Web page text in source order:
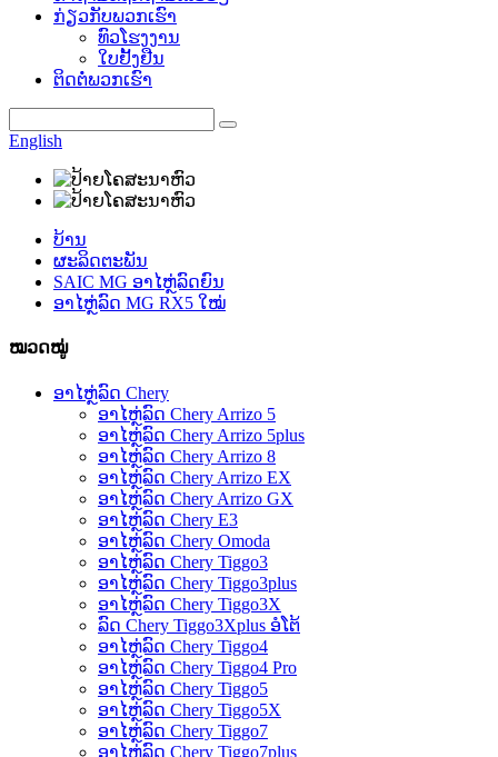
ກ່ຽວກັບພວກເຮົາ
ທົວໂຮງງານ
ໃບຢັ້ງຢືນ
ຕິດຕໍ່ພວກເຮົາ
English
ບ້ານ
ຜະລິດຕະພັນ
SAIC MG ອາໄຫຼ່ລົດຍົນ
ອາໄຫຼ່ລົດ MG RX5 ໃໝ່
ໝວດໝູ່
ອາໄຫຼ່ລົດ Chery
ອາໄຫຼ່ລົດ Chery Arrizo 5
ອາໄຫຼ່ລົດ Chery Arrizo 5plus
ອາໄຫຼ່ລົດ Chery Arrizo 8
ອາໄຫຼ່ລົດ Chery Arrizo EX
ອາໄຫຼ່ລົດ Chery Arrizo GX
ອາໄຫຼ່ລົດ Chery E3
ອາໄຫຼ່ລົດ Chery Omoda
ອາໄຫຼ່ລົດ Chery Tiggo3
ອາໄຫຼ່ລົດ Chery Tiggo3plus
ອາໄຫຼ່ລົດ Chery Tiggo3X
ລົດ Chery Tiggo3Xplus ອໍໂຕ້
ອາໄຫຼ່ລົດ Chery Tiggo4
ອາໄຫຼ່ລົດ Chery Tiggo4 Pro
ອາໄຫຼ່ລົດ Chery Tiggo5
ອາໄຫຼ່ລົດ Chery Tiggo5X
ອາໄຫຼ່ລົດ Chery Tiggo7
ອາໄຫຼ່ລົດ Chery Tiggo7plus